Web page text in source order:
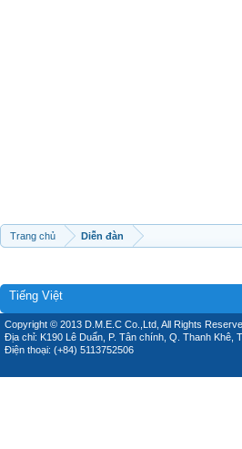
Trang chủ Diễn đàn
Tiếng Việt
Copyright © 2013 D.M.E.C Co.,Ltd, All Rights
Địa chỉ: K190 Lê Duẩn, P. Tân chính, Q. Thanh Khê,
Điện thoại: (+84) 5113752506